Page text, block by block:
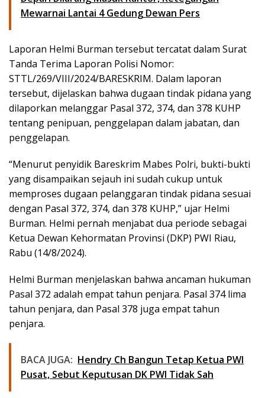
Mewarnai Lantai 4 Gedung Dewan Pers
Laporan Helmi Burman tersebut tercatat dalam Surat
Tanda Terima Laporan Polisi Nomor:
STTL/269/VIII/2024/BARESKRIM. Dalam laporan
tersebut, dijelaskan bahwa dugaan tindak pidana yang
dilaporkan melanggar Pasal 372, 374, dan 378 KUHP
tentang penipuan, penggelapan dalam jabatan, dan
penggelapan.
“Menurut penyidik Bareskrim Mabes Polri, bukti-bukti
yang disampaikan sejauh ini sudah cukup untuk
memproses dugaan pelanggaran tindak pidana sesuai
dengan Pasal 372, 374, dan 378 KUHP,” ujar Helmi
Burman. Helmi pernah menjabat dua periode sebagai
Ketua Dewan Kehormatan Provinsi (DKP) PWI Riau,
Rabu (14/8/2024).
Helmi Burman menjelaskan bahwa ancaman hukuman
Pasal 372 adalah empat tahun penjara. Pasal 374 lima
tahun penjara, dan Pasal 378 juga empat tahun
penjara.
BACA JUGA: Hendry Ch Bangun Tetap Ketua PWI
Pusat, Sebut Keputusan DK PWI Tidak Sah